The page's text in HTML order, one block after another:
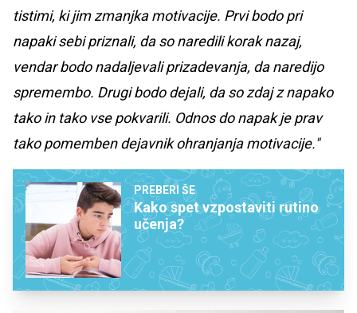
tistimi, ki jim zmanjka motivacije. Prvi bodo pri
napaki sebi priznali, da so naredili korak nazaj,
vendar bodo nadaljevali prizadevanja, da naredijo
spremembo. Drugi bodo dejali, da so zdaj z napako
tako in tako vse pokvarili. Odnos do napak je prav
tako pomemben dejavnik ohranjanja motivacije."
PREBERI ŠE
Kako spet vzpostaviti rutino
učenja?